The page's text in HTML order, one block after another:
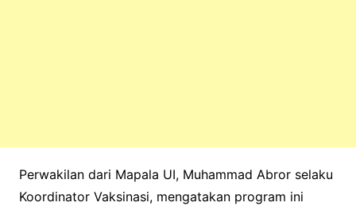
Perwakilan dari Mapala UI, Muhammad Abror selaku
Koordinator Vaksinasi, mengatakan program ini